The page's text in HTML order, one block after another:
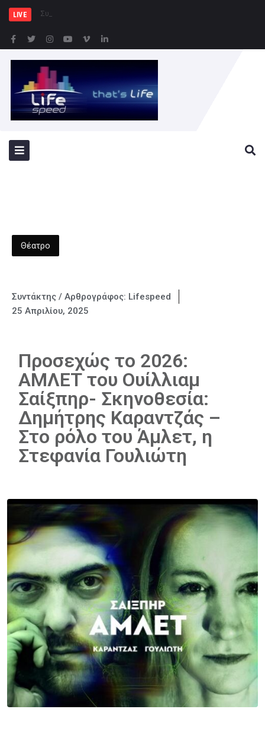
LIVE Συνελήφθησαν -3- άτομα γ
Θέατρο
Συντάκτης / Αρθρογράφος: Lifespeed
25 Απριλίου, 2025
Προσεχώς το 2026:
ΑΜΛΕΤ του Ουίλλιαμ
Σαίξπηρ- Σκηνοθεσία:
Δημήτρης Καραντζάς –
Στο ρόλο του Άμλετ, η
Στεφανία Γουλιώτη